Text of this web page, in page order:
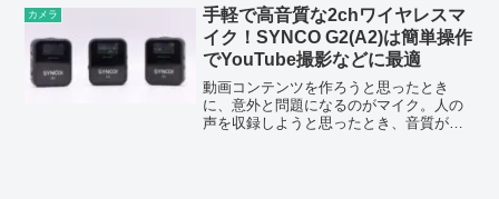
というコンセプトも、そして値段も明る
さも...
カメラ
手軽で高音質な2chワイヤレスマ
イク！SYNCO G2(A2)は簡単操作
でYouTube撮影などに最適
動画コンテンツを作ろうと思ったとき
に、意外と問題になるのがマイク。人の
声を収録しようと思ったとき、音質が悪